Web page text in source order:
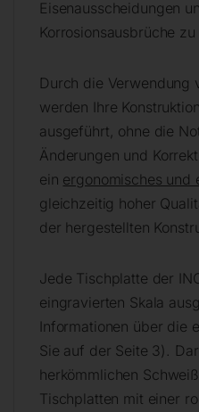
Eisenausscheidungen
Korrosionsausbrüche
Durch die Verwendung
werden Ihre
ausgeführt, ohne die
Änderungen und
ein ergonomisches und
gleichzeitig hoher
der hergestellten
Jede Tischplatte der
eingravierten Skala
Informationen über die
Sie auf der Seite 3).
herkömmlichen
Tischplatten mit einer